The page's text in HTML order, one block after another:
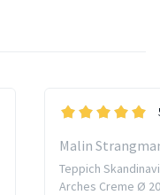
Malin
Teppich
Arches Creme Ø